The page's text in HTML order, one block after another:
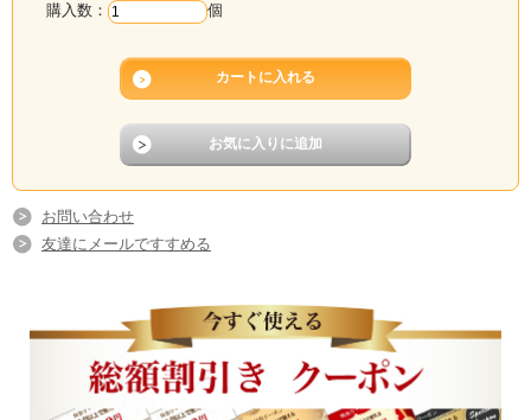
購入数： 個
お問い合わせ
友達にメールですすめる